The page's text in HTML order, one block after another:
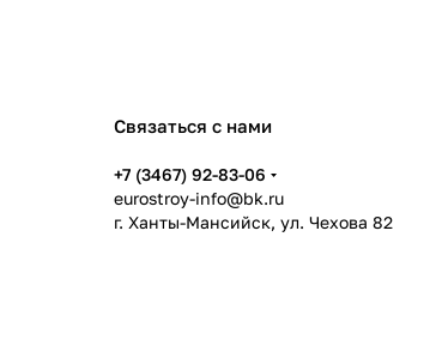
Связаться с нами
+7 (3467) 92-83-06
eurostroy-info@bk.ru
г. Ханты-Мансийск, ул. Чехова 82